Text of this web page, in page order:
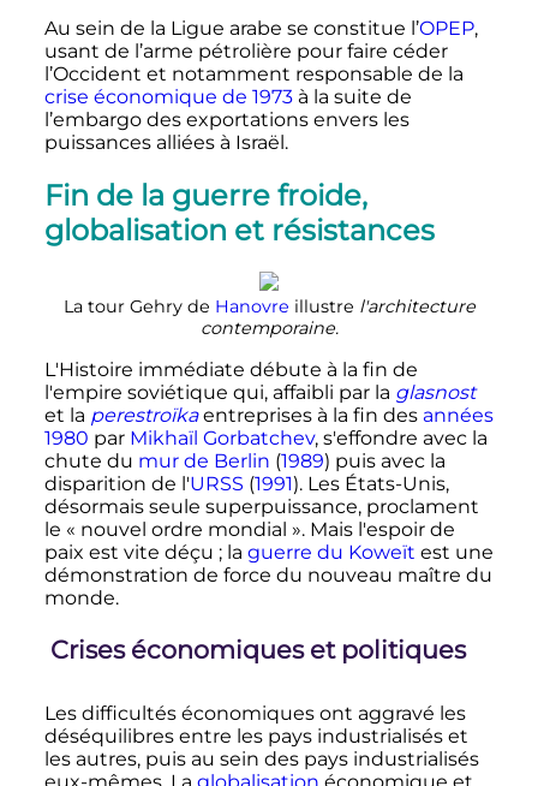
Au sein de la Ligue arabe se constitue l’OPEP,
usant de l’arme pétrolière pour faire céder
l’Occident et notamment responsable de la
crise économique de 1973à la suite de
l’embargo des exportations envers les
puissances alliées à Israël.
Fin de la guerre froide,
globalisation et résistances
La tour Gehry de Hanovre illustre l'architecture
contemporaine.
L'Histoire immédiate débute à la fin de
l'empire soviétique qui, affaibli par la glasnost
et la perestroïkaentreprises à la fin des années
1980 par Mikhaïl Gorbatchev, s'effondre avec la
chute du mur de Berlin (1989) puis avec la
disparition de l'URSS (1991). Les États-Unis,
désormais seule superpuissance, proclament
le « nouvel ordre mondial ». Mais l'espoir de
paix est vite déçu ; la guerre du Koweït est une
démonstration de force du nouveau maître du
monde.
Crises économiques et politiques
Les difficultés économiques ont aggravé les
déséquilibres entre les pays industrialisés et
les autres, puis au sein des pays industrialisés